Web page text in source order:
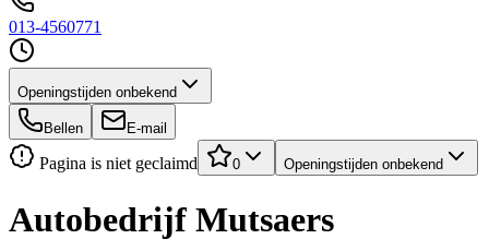
013-4560771
Openingstijden onbekend
Bellen E-mail
Pagina is niet geclaimd 0 Openingstijden onbekend
Autobedrijf Mutsaers